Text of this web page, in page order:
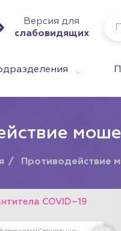
Версия для
слабовидящих
Противодействие